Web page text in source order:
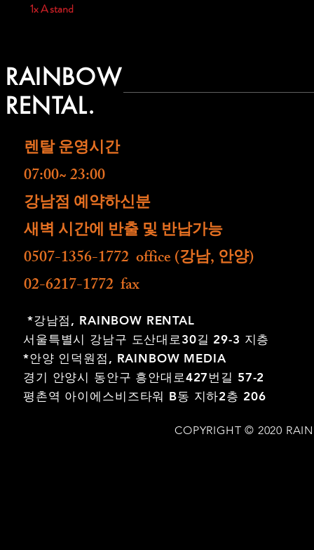
1x A stand
RAINBOW
RENTAL.
렌탈 운영시간
07:00~ 23:00
​강남점 예약하신분
새벽 시간에 반출 및 반납가능
0507-1356-1772 office (강남, 안양)
02-6217-1772 fax
*강남점, RAINBOW RENTAL
서울특별시 강남구 도산대로30길 29-3 지층
*안양 인덕원점, RAINBOW MEDIA
경기 안양시 동안구 흥안대로427번길 57-2
평촌역 아이에스비즈타워 B동 지하2층 206
COPYRIGHT © 2020